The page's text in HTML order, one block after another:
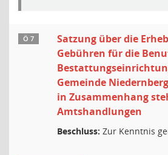
Ö 7
Satzung über die
Gebühren für die
Gemeinde
in Zusammenhang
Amtshandlungen
Beschluss: Zur Kenntnis